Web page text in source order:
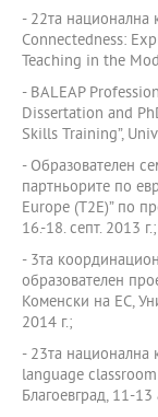
- 22та национална
Connectedness:
Teaching in the
- BALEAP
Dissertation and
Skills Training”,
- Образователен
партньорите по
Europe (T2E)” по
16.-18. септ. 2013 г.;
- 3та
образователен
Коменски на ЕС,
2014 г.;
- 23та национална
language
Благоевград, 11-